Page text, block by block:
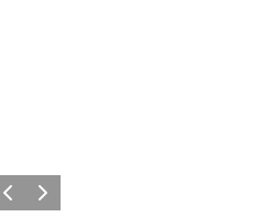
ZurückWeiter